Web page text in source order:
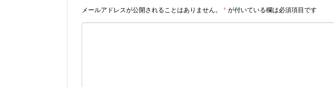
メールアドレスが公開されることはありません。 * が付いている欄は必須項目です